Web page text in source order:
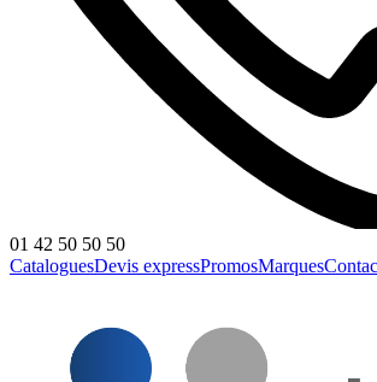
01 42 50 50 50
CataloguesDevis expressPromosMarques